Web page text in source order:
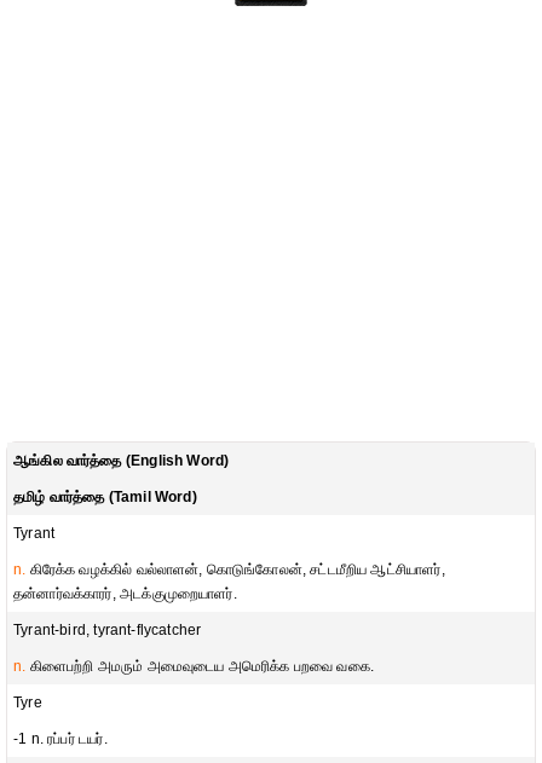
ஆங்கில வார்த்தை (English Word)
தமிழ் வார்த்தை (Tamil Word)
Tyrant
n. கிரேக்க வழக்கில் வல்லாளன், கொடுங்கோலன், சட்டமீறிய ஆட்சியாளர்,
தன்னார்வக்காரர், அடக்குமுறையாளர்.
Tyrant-bird, tyrant-flycatcher
n. கிளைபற்றி அமரும் அமைவுடைய அமெரிக்க பறவை வகை.
Tyre
-1 n. ரப்பர் டயர்.